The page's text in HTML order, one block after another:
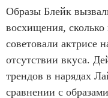
Образы Блейк
восхищения,
советовали актрисе
отсутствии вкуса.
трендов в нарядах
сравнении с